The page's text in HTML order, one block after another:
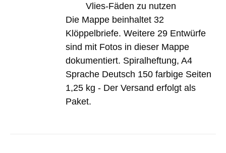
Vlies-Fäden zu nutzen
Die Mappe beinhaltet 32
Klöppelbriefe. Weitere 29 Entwürfe
sind mit Fotos in dieser Mappe
dokumentiert. Spiralheftung, A4
Sprache Deutsch 150 farbige Seiten
1,25 kg - Der Versand erfolgt als
Paket.